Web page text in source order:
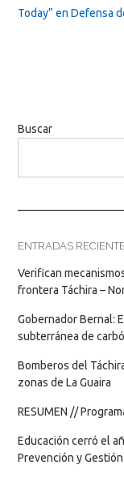
Today” en Defensa
Buscar
ENTRADAS
Verifican
frontera Táchira –
Gobernador Bernal:
subterránea de
Bomberos del
zonas de La Guaira
RESUMEN //
Educación cerró el
Prevención y